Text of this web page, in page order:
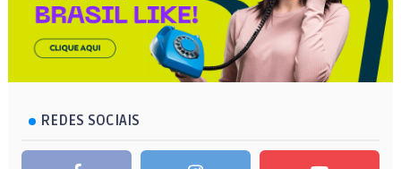
REDES SOCIAIS